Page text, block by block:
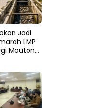
Jadi
LMP
Moutong